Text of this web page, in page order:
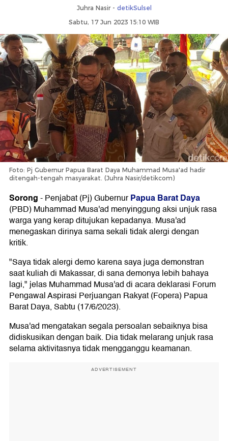
Juhra Nasir - detikSulsel
Sabtu, 17 Jun 2023 15:10 WIB
Foto: Pj Gubernur Papua Barat Daya Muhammad Musa'ad hadir
ditengah-tengah masyarakat. (Juhra Nasir/detikcom)
Sorong-Penjabat (Pj) GubernurPapua Barat Daya
(PBD) Muhammad Musa'ad menyinggung aksi unjuk rasa
warga yang kerap ditujukan kepadanya. Musa'ad
menegaskan dirinya sama sekali tidak alergi dengan
kritik.
"Saya tidak alergi demo karena saya juga demonstran
saat kuliah di Makassar, di sana demonya lebih bahaya
lagi," jelas Muhammad Musa'ad di acara deklarasi Forum
Pengawal Aspirasi Perjuangan Rakyat (Fopera) Papua
Barat Daya, Sabtu (17/6/2023).
Musa'ad mengatakan segala persoalan sebaiknya bisa
didiskusikan dengan baik. Dia tidak melarang unjuk rasa
selama aktivitasnya tidak mengganggu keamanan.
ADVERTISEMENT